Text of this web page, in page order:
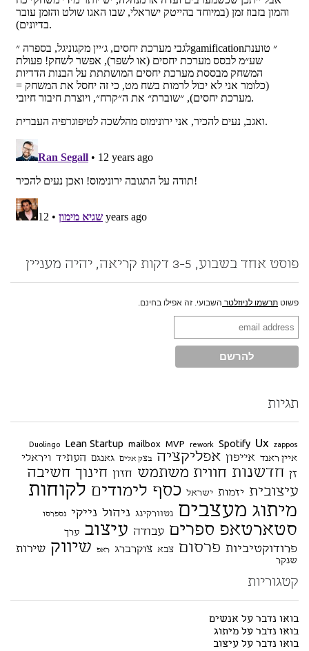
פוסט אחד בשבוע, 3-5 דקות קריאה, יהיה מעניין
פשוט תרשמו לניוזלטר השבועי. זה אפילו בחינם.
תגיות
Duolingo Lean Startup mailbox MVP rework Spotify Ux zappos
איין ראנד אייפון אפליקציה בצק אלים גאנגם העתיד ויראלי
זן חדשנות חווית משתמש חזון חינוך חשיבה
עיצובית יזמות ישראל כסף לימודים לקוחות
מיתוג מעצבים נטוורקינג ניהול נייקי נספרסו
סטארטאפ ספרים עבודה עיצוב ערך
פרודוקטיביות פרסום צבא צוקרברג ראפ שיווק שירות
שנקר
קטגוריות
בואו נדבר על אנשים
בואו נדבר על מיתוג
בואו נדבר על עיצוב